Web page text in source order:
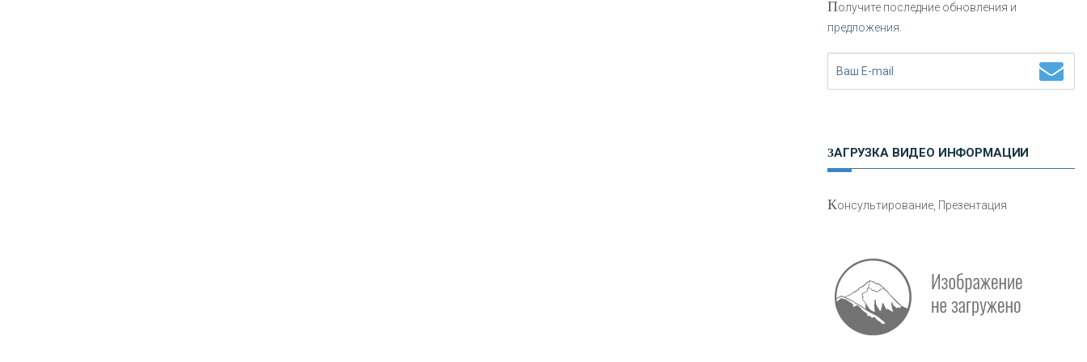
Нетворкинг для предпринимателей
авто
Получите последние обновления и
предложения.
ЗАГРУЗКА ВИДЕО ИНФОРМАЦИИ
Консультирование, Презентация